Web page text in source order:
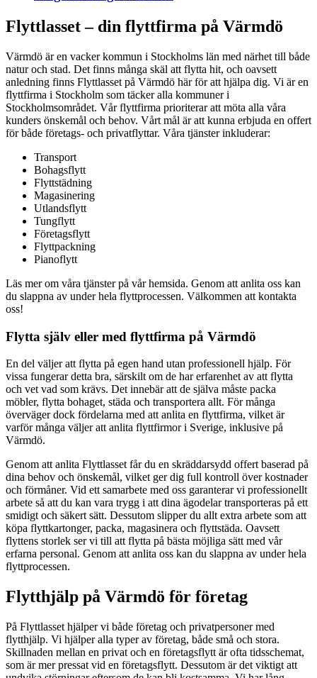
Flyttlasset – din flyttfirma på Värmdö
Värmdö är en vacker kommun i Stockholms län med närhet till både
natur och stad. Det finns många skäl att flytta hit, och oavsett
anledning finns Flyttlasset på Värmdö här för att hjälpa dig. Vi är en
flyttfirma i Stockholm som täcker alla kommuner i
Stockholmsområdet. Vår flyttfirma prioriterar att möta alla våra
kunders önskemål och behov. Vårt mål är att kunna erbjuda en offert
för både företags- och privatflyttar. Våra tjänster inkluderar:
Transport
Bohagsflytt
Flyttstädning
Magasinering
Utlandsflytt
Tungflytt
Företagsflytt
Flyttpackning
Pianoflytt
Läs mer om våra tjänster på vår hemsida. Genom att anlita oss kan
du slappna av under hela flyttprocessen. Välkommen att kontakta
oss!
Flytta själv eller med flyttfirma på Värmdö
En del väljer att flytta på egen hand utan professionell hjälp. För
vissa fungerar detta bra, särskilt om de har erfarenhet av att flytta
och vet vad som krävs. Det innebär att de själva måste packa
möbler, flytta bohaget, städa och transportera allt. För många
överväger dock fördelarna med att anlita en flyttfirma, vilket är
varför många väljer att anlita flyttfirmor i Sverige, inklusive på
Värmdö.
Genom att anlita Flyttlasset får du en skräddarsydd offert baserad på
dina behov och önskemål, vilket ger dig full kontroll över kostnader
och förmåner. Vid ett samarbete med oss garanterar vi professionellt
arbete så att du kan vara trygg i att dina ägodelar transporteras på ett
smidigt och säkert sätt. Dessutom slipper du allt extra arbete som att
köpa flyttkartonger, packa, magasinera och flyttstäda. Oavsett
flyttens storlek ser vi till att flytta på bästa möjliga sätt med vår
erfarna personal. Genom att anlita oss kan du slappna av under hela
flyttprocessen.
Flytthjälp på Värmdö för företag
På Flyttlasset hjälper vi både företag och privatpersoner med
flytthjälp. Vi hjälper alla typer av företag, både små och stora.
Skillnaden mellan en privat och en företagsflytt är ofta tidsschemat,
som är mer pressat vid en företagsflytt. Dessutom är det viktigt att